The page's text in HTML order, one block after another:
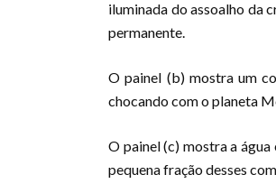
iluminada do assoalho da
permanente.
O painel (b) mostra um
chocando com o planeta
O painel (c) mostra a
pequena fração desses